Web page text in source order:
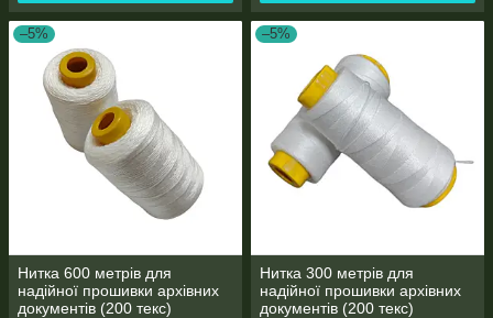
–5%
Нитка 600 метрів для
надійної прошивки архівних
документів (200 текс)
–5%
Нитка 300 метрів для
надійної прошивки архівних
документів (200 текс)